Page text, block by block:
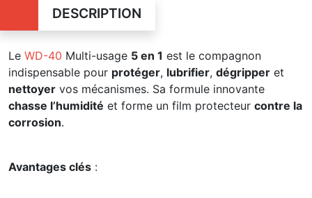
DESCRIPTION
Le WD-40 Multi-usage 5 en 1 est le compagnon
indispensable pour protéger, lubrifier, dégripper et
nettoyer vos mécanismes. Sa formule innovante
chasse l’humidité et forme un film protecteur contre la
corrosion.
Avantages clés :